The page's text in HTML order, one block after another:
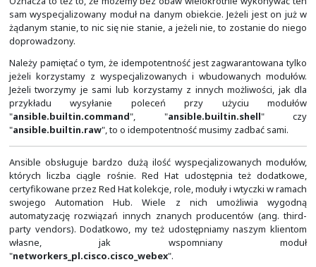
Platform oraz Red Hat OpenStack Platform. Jesteśmy
Red Hat iza naszym pośrednictwem można zakupić
na polskim rynku
Dodatkowe opcje polecenia "ansible"
Zajmiemy się teraz kilkoma użytecznymi opcjami
W tym celu cofniemy się o jeden poziom w strukturze
katalogowego tak, aby przestały działać nasze domyślne
ustawień z pliku "ansible.cfg".
[msleczek@vm0-net projekt_A]$ansible --version |
"config file"
config file = /home/msleczek/projekt_A/
[msleczek@vm0-net projekt_A]$cd ..
[msleczek@vm0-net ~]$ansible --version | grep